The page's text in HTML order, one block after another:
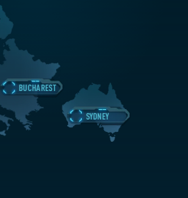
BUCHAREST
SYDNEY